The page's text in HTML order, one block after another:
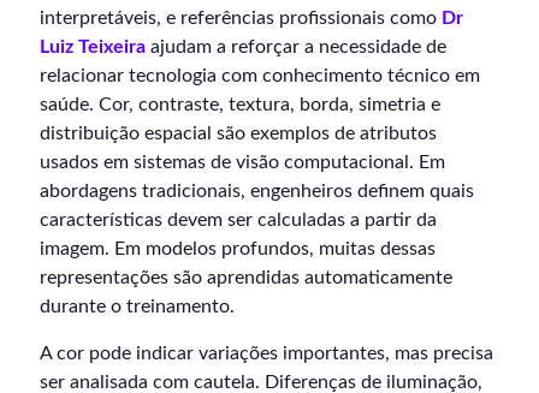
interpretáveis, e referências profissionais como Dr
Luiz Teixeira ajudam a reforçar a necessidade de
relacionar tecnologia com conhecimento técnico em
saúde. Cor, contraste, textura, borda, simetria e
distribuição espacial são exemplos de atributos
usados em sistemas de visão computacional. Em
abordagens tradicionais, engenheiros definem quais
características devem ser calculadas a partir da
imagem. Em modelos profundos, muitas dessas
representações são aprendidas automaticamente
durante o treinamento.
A cor pode indicar variações importantes, mas precisa
ser analisada com cautela. Diferenças de iluminação,